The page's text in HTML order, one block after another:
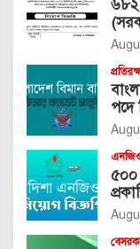
৬৮২
পদে
৫০০